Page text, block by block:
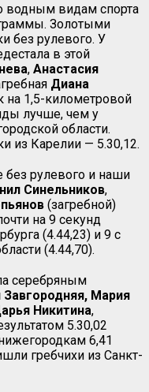
водным видам спорта
Золотыми
без рулевого. У
в этой
, Анастасия
Диана
на 1,5-километровой
лучше, чем у
области.
из Карелии — 5.30,12.
без рулевого и наши
Синельников,
(загребной)
на 9 секунд
(4.44,23) и 9 с
(4.44,70).
серебряным
Завгородняя, Мария
Никитина,
5.30,02
6,41
гребчихи из Санкт-